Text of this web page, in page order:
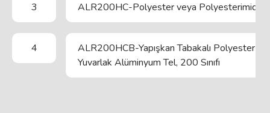
3 ALR200HC-Polyester veya Polyesterimid
4
ALR200HCB-Yapışkan Tabakalı Polyester
Yuvarlak Alüminyum Tel, 200 Sınıfı